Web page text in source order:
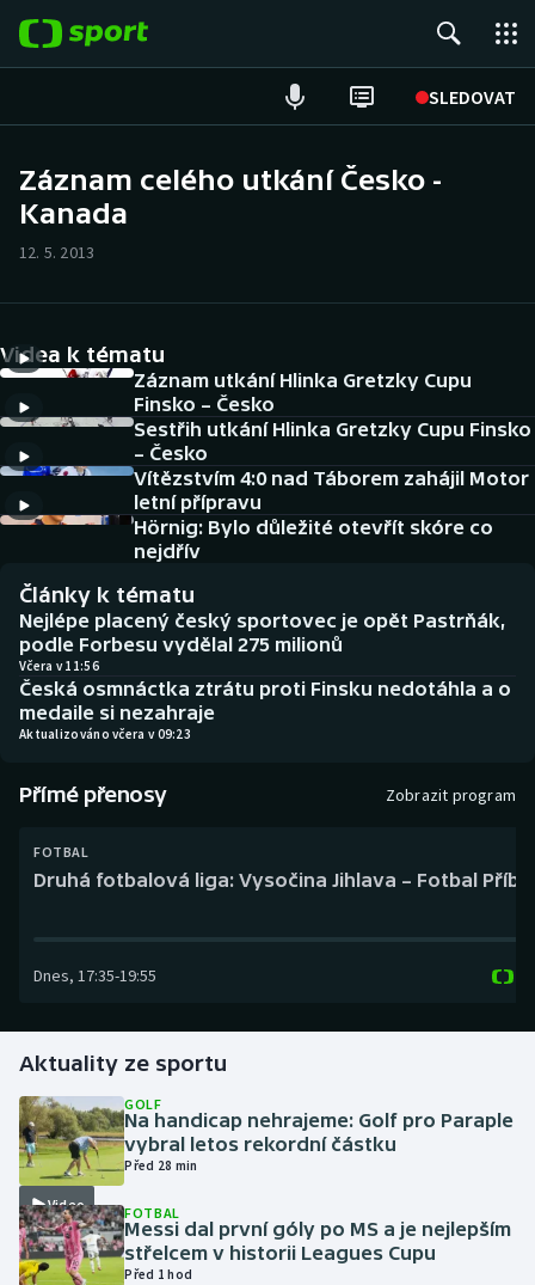
SLEDOVAT
Hokej
Cyklistika
DALŠÍ SPORTY
Americký fotbal
Baseball a softbal
Basketbal
Biatlon
Boby a skeleton
Box
Golf
Gymnastika
Házená
Jezdectví
NEPŘEHLÉDNĚTE
Historické návraty
Aplikace ČT sport
AZ kvíz
Záznam celého utkání Česko -
Kanada
12. 5. 2013
Videa k tématu
Záznam utkání Hlinka Gretzky Cupu
Finsko – Česko
Sestřih utkání Hlinka Gretzky Cupu Finsko
– Česko
Vítězstvím 4:0 nad Táborem zahájil Motor
letní přípravu
Hörnig: Bylo důležité otevřít skóre co
nejdřív
Články k tématu
Nejlépe placený český sportovec je opět Pastrňák,
podle Forbesu vydělal 275 milionů
Včera v 11:56
Česká osmnáctka ztrátu proti Finsku nedotáhla a o
medaile si nezahraje
Aktualizováno včera v 09:23
Přímé přenosy Zobrazit program
FOTBAL
Druhá fotbalová liga: Vysočina Jihlava – Fotbal
Dnes, 17:35-19:55
Aktuality ze sportu
Video
GOLF
Na handicap nehrajeme: Golf pro Paraple
vybral letos rekordní částku
Před 28 min
FOTBAL
Messi dal první góly po MS a je nejlepším
střelcem v historii Leagues Cupu
Před 1 hod